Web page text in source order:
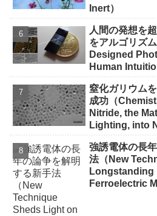
Inert）
人間の発想を
をアルゴリズ
Designed
Human
窒化ガリウム
成功（
Nitride, the
Lighting, into
強誘電体の長
法（New
Longstanding
Ferroelectric